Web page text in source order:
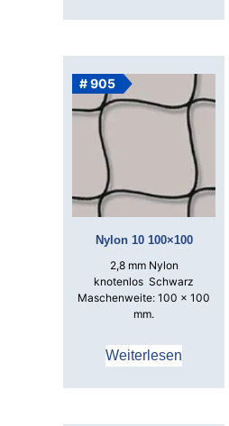
# 905
Nylon 10 100×100
2,8 mm Nylon
knotenlos Schwarz
Maschenweite: 100 x 100
mm.
Weiterlesen